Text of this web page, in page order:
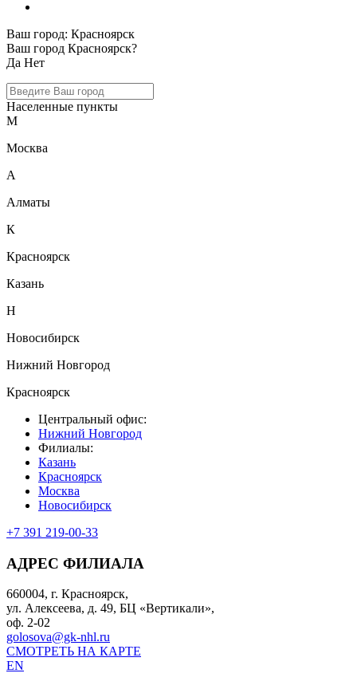
Ваш город: Красноярск
Ваш город Красноярск?
Да Нет
Населенные пункты
М
Москва
А
Алматы
К
Красноярск
Казань
Н
Новосибирск
Нижний Новгород
Красноярск
Центральный офис:
Нижний Новгород
Филиалы:
Казань
Красноярск
Москва
Новосибирск
+7 391 219-00-33
АДРЕС ФИЛИАЛА
660004, г. Красноярск,
ул. Алексеева, д. 49, БЦ «Вертикали»,
оф. 2-02
golosova@gk-nhl.ru
СМОТРЕТЬ НА КАРТЕ
EN